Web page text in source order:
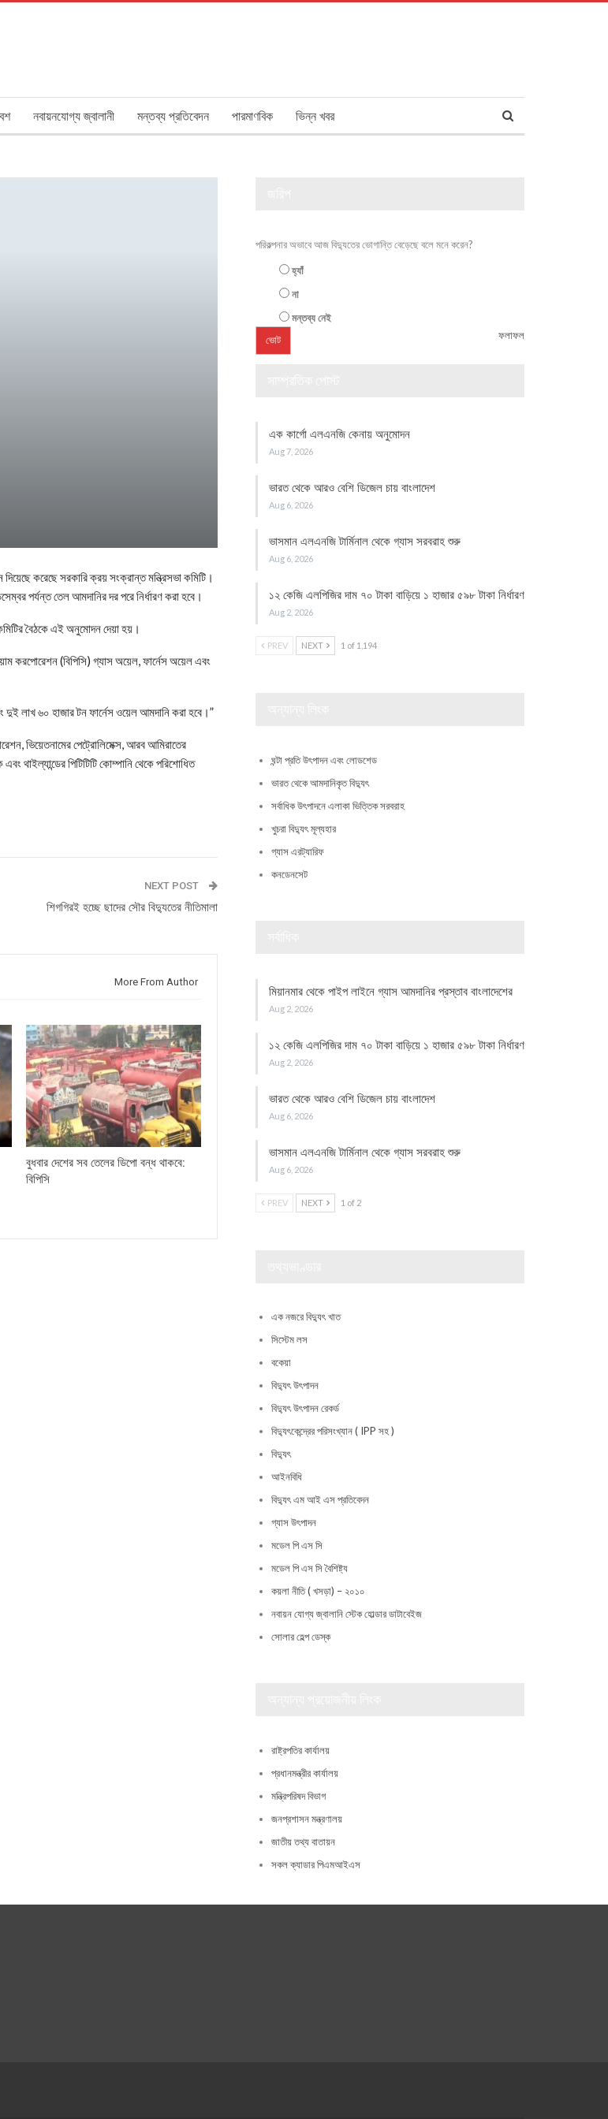
নবায়নযোগ্য জ্বালানী মন্তব্য প্রতিবেদন পারমাণবিক ভিন্ন খবর
করেছে সরকারি ক্রয় সংক্রান্ত মন্ত্রিসভা কমিটি।
পর্যন্ত তেল আমদানির দর পরে নির্ধারণ করা হবে।
বৈঠকে এই অনুমোদন দেয়া হয়।
করপোরেশন (বিপিসি) গ্যাস অয়েল, ফার্নেস অয়েল এবং
লাখ ৬০ হাজার টন ফার্নেস ওয়েল আমদানি করা হবে।”
ভিয়েতনামের পেট্রোলিমেক্স, আরব আমিরাতের
থাইল্যান্ডের পিটিটিটি কোম্পানি থেকে পরিশোধিত
NEXT POST
শিগগিরই হচ্ছে ছাদের সৌর বিদ্যুতের নীতিমালা
More From Author
বুধবার দেশের সব তেলের ডিপো বন্ধ থাকবে:
বিপিসি
পরিকল্পনার অভাবে আজ বিদ্যুতের ভোগান্তি বেড়েছে বলে মনে করেন?
হ্যাঁ
না
মন্তব্য নেই
ফলাফল
এক কার্গো এলএনজি কেনায় অনুমোদন
Aug 7, 2026
ভারত থেকে আরও বেশি ডিজেল চায় বাংলাদেশ
Aug 6, 2026
ভাসমান এলএনজি টার্মিনাল থেকে গ্যাস সরবরাহ শুরু
Aug 6, 2026
১২ কেজি এলপিজির দাম ৭০ টাকা বাড়িয়ে ১ হাজার ৫৯৮ টাকা নির্ধারণ
Aug 2, 2026
PREV NEXT 1 of 1,194
ঘন্টা প্রতি উৎপাদন এবং লোডশেড
ভারত থেকে আমদানিকৃত বিদ্যুৎ
সর্বাধিক উৎপাদনে এলাকা ভিত্তিক সরবরাহ
খুচরা বিদ্যুৎ মূল্যহার
গ্যাস এরট্যারিফ
কনডেনসেট
মিয়ানমার থেকে পাইপ লাইনে গ্যাস আমদানির প্রস্তাব বাংলাদেশের
Aug 2, 2026
১২ কেজি এলপিজির দাম ৭০ টাকা বাড়িয়ে ১ হাজার ৫৯৮ টাকা নির্ধারণ
Aug 2, 2026
ভারত থেকে আরও বেশি ডিজেল চায় বাংলাদেশ
Aug 6, 2026
ভাসমান এলএনজি টার্মিনাল থেকে গ্যাস সরবরাহ শুরু
Aug 6, 2026
PREV NEXT 1 of 2
এক নজরে বিদ্যুৎ খাত
সিস্টেম লস
বকেয়া
বিদ্যুৎ উৎপাদন
বিদ্যুৎ উৎপাদন রেকর্ড
বিদ্যুৎকেন্দ্রের পরিসংখ্যান ( IPP সহ )
বিদ্যুৎ
আইনবিধি
বিদ্যুৎ এম আই এস প্রতিবেদন
গ্যাস উৎপাদন
মডেল পি এস সি
মডেল পি এস সি বৈশিষ্ট্য
কয়লা নীতি ( খসড়া) – ২০১০
নবায়ন যোগ্য জ্বালানি স্টেক হোল্ডার ডাটাবেইজ
সোলার হেল্প ডেস্ক
রাষ্ট্রপতির কার্যালয়
প্রধানমন্ত্রীর কার্যালয়
মন্ত্রিপরিষদ বিভাগ
জনপ্রশাসন মন্ত্রণালয়
জাতীয় তথ্য বাতায়ন
সকল ক্যাডার পিএমআইএস